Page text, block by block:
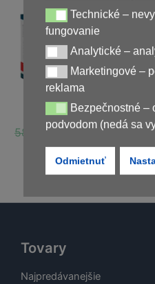
Technické – nevyhnutné
Technické –
fungovanie
Analytické – analýza
Analytické –
Marketingové –
Marketingové –
reklama
Bezpečnostné –
Bezpečnostné –
podvodom (nedá sa
Odmietnuť
Aktuálna
39,00 €.
Novinka
Zľava!
Prostalis
58,00€Pôvodná
cena
bola:
58,00 €.
29,00€Aktuálna
cena
je:
29,00 €.
Uro UP
Tovary
Najpredávanejšie